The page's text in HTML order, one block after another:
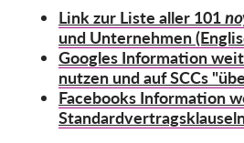
GDPRhub
Link zur Liste aller 101
und Unternehmen
Googles Information
nutzen und auf SCCs
Facebooks Information